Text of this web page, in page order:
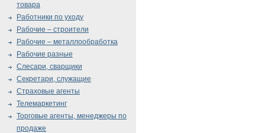
товара
Работники по уходу
Рабочие – строители
Рабочие – металлообработка
Рабочие разные
Слесари, сварщики
Секретари, служащие
Страховые агенты
Телемаркетинг
Торговые агенты, менеджеры по
продаже